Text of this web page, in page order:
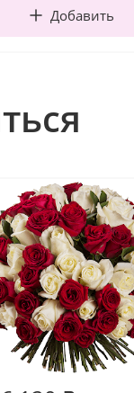
Добавить